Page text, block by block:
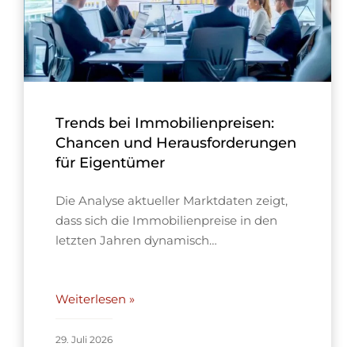
Trends bei Immobilienpreisen:
Chancen und Herausforderungen
für Eigentümer
Die Analyse aktueller Marktdaten zeigt,
dass sich die Immobilienpreise in den
letzten Jahren dynamisch…
Weiterlesen »
29. Juli 2026